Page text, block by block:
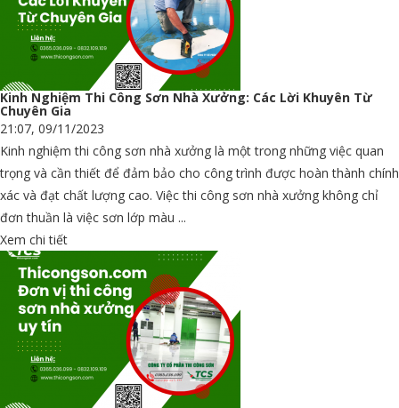
Kinh Nghiệm Thi Công Sơn Nhà Xưởng: Các Lời Khuyên Từ
Chuyên Gia
21:07, 09/11/2023
Kinh nghiệm thi công sơn nhà xưởng là một trong những việc quan
trọng và cần thiết để đảm bảo cho công trình được hoàn thành chính
xác và đạt chất lượng cao. Việc thi công sơn nhà xưởng không chỉ
đơn thuần là việc sơn lớp màu ...
Xem chi tiết